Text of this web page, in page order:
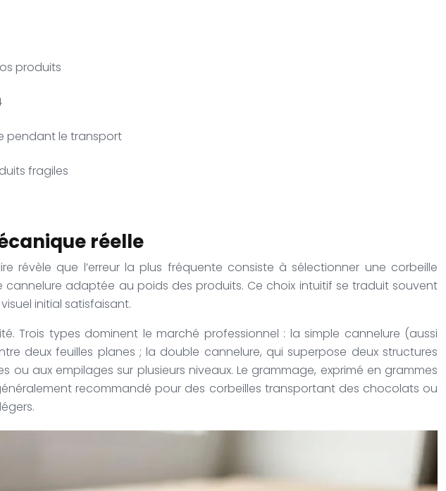
produits
pendant le transport
fragiles
réelle
révèle que l’erreur la plus fréquente consiste à sélectionner une corbeille
adaptée au poids des produits. Ce choix intuitif se traduit souvent
initial satisfaisant.
Trois types dominent le marché professionnel : la simple cannelure (aussi
deux feuilles planes ; la double cannelure, qui superpose deux structures
aux empilages sur plusieurs niveaux. Le grammage, exprimé en grammes
recommandé pour des corbeilles transportant des chocolats ou